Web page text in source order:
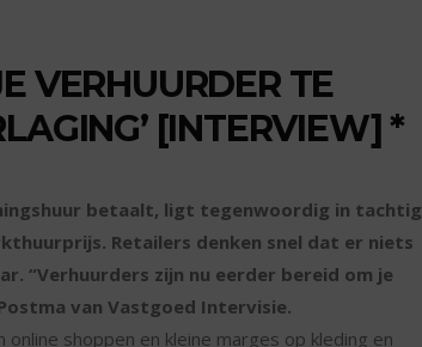
VERHUURDER TE
[INTERVIEW] *
betaalt, ligt tegenwoordig in tachtig
Retailers denken snel dat er niets
“Verhuurders zijn nu eerder bereid om je
van Vastgoed Intervisie.
shoppen en kleine marges op kleding en